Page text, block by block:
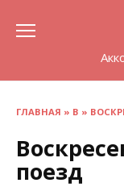
ГЛАВНАЯ » В »
поезд